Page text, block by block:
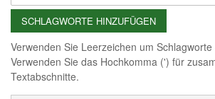
SCHLAGWORTE HINZUFÜGEN
Verwenden Sie Leerzeichen um
Verwenden Sie das Hochkomma (') für
Textabschnitte.